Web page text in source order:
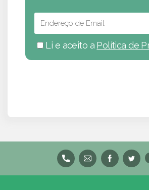
Li e aceito a Política de